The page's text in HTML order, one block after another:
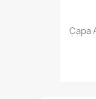
Capa